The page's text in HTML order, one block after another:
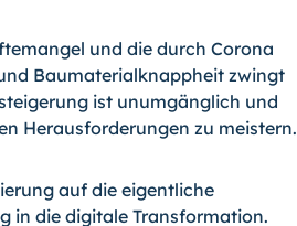
und die durch Corona
Baumaterialknappheit zwingt
ist unumgänglich und
Herausforderungen zu meistern.
auf die eigentliche
in die digitale Transformation.